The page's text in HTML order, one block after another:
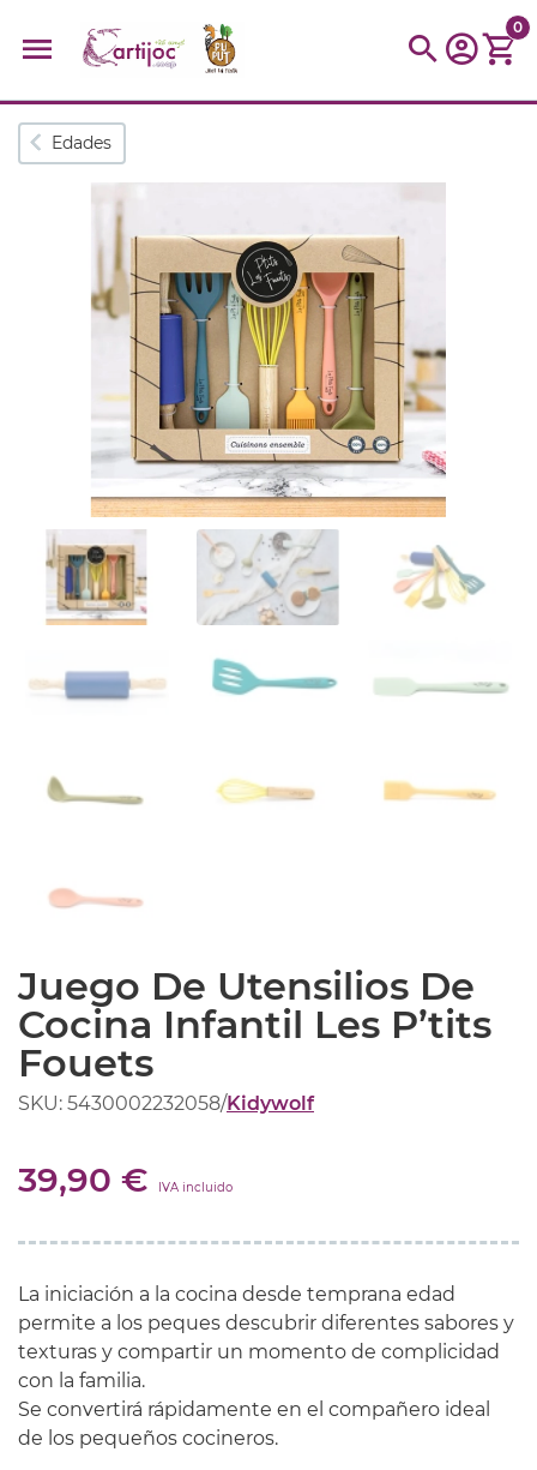
Búsquedas populares
muñeca Parchís
montessori
kit kidynight Puzzle
Botella
0
Edades
Juego De Utensilios De
Cocina Infantil Les P’tits
Fouets
SKU: 5430002232058/Kidywolf
39,90 € IVA incluido
La iniciación a la cocina desde temprana edad
permite a los peques descubrir diferentes sabores y
texturas y compartir un momento de complicidad
con la familia.
Se convertirá rápidamente en el compañero ideal
de los pequeños cocineros.